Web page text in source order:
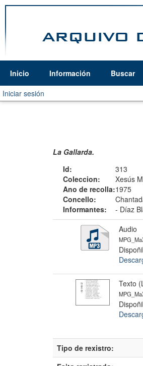
Inicio Información Buscar
Iniciar sesión
La Gallarda.
Id:
313
Coleccion:
Xesús
Ano de recolla:1975
Concello:
Informantes:
- Díaz
Audio
Texto
Tipo de rexistro: